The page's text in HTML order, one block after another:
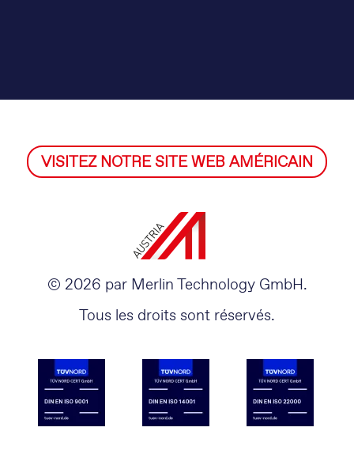
VISITEZ NOTRE SITE WEB AMÉRICAIN
© 2026 par Merlin Technology GmbH.
Tous les droits sont réservés.